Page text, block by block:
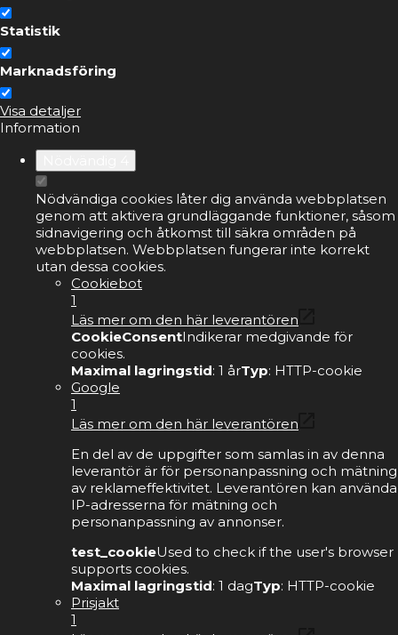
Statistik
Marknadsföring
Visa detaljer
Information
Nödvändiga cookies låter dig använda webbplatsen
genom att aktivera grundläggande funktioner, såsom
sidnavigering och åtkomst till säkra områden på
webbplatsen. Webbplatsen fungerar inte korrekt
utan dessa cookies.
Cookiebot
1
Läs mer om den här leverantören
CookieConsentIndikerar medgivande för
cookies.
Maximal lagringstid: 1 årTyp: HTTP-cookie
Google
1
Läs mer om den här leverantören
En del av de uppgifter som samlas in av denna
leverantör är för personanpassning och mätning
av reklameffektivitet. Leverantören kan använda
IP-adresserna för mätning och
personanpassning av annonser.
test_cookieUsed to check if the user's browser
supports cookies.
Maximal lagringstid: 1 dagTyp: HTTP-cookie
Prisjakt
1